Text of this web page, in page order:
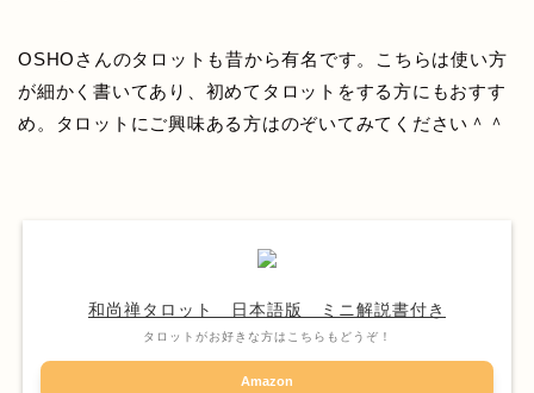
OSHOさんのタロットも昔から有名です。こちらは使い方
が細かく書いてあり、初めてタロットをする方にもおすす
め。タロットにご興味ある方はのぞいてみてください＾＾
和尚禅タロット 日本語版 ミニ解説書付き
タロットがお好きな方はこちらもどうぞ！
Amazon